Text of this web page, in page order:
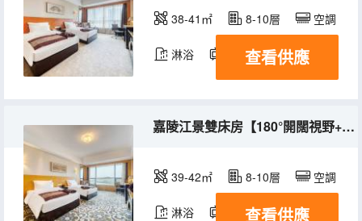
38-41㎡ 8-10層 空調
淋浴 電視機 冰箱
查看供應
嘉陵江景雙床房【180°開闊視野+小冰箱+舒適羽絨枕】
39-42㎡ 8-10層 空調
淋浴 電視機 冰箱
查看供應